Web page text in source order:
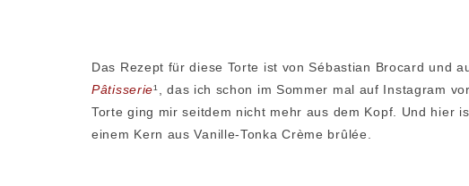
Das Rezept für diese Torte ist von Sébastian Brocard und
Pâtisserie¹, das ich schon im Sommer mal auf Instagram
Torte ging mir seitdem nicht mehr aus dem Kopf. Und hier
einem Kern aus Vanille-Tonka Crème brûlée.